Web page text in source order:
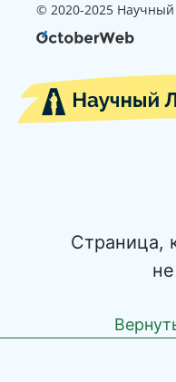
© 2020-2025
Страница,